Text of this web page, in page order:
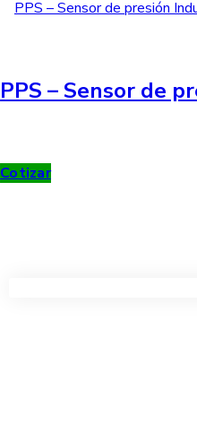
PPS – Sensor de
Cotizar